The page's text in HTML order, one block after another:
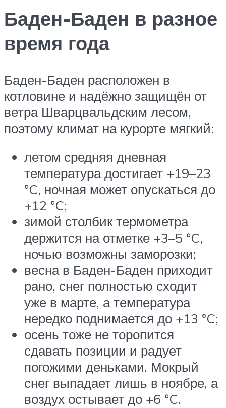
Баден-Баден в разное
время года
Баден-Баден расположен в
котловине и надёжно защищён от
ветра Шварцвальдским лесом,
поэтому климат на курорте мягкий:
летом средняя дневная
температура достигает +19–23
°C, ночная может опускаться до
+12 °C;
зимой столбик термометра
держится на отметке +3–5 °C,
ночью возможны заморозки;
весна в Баден-Баден приходит
рано, снег полностью сходит
уже в марте, а температура
нередко поднимается до +13 °C;
осень тоже не торопится
сдавать позиции и радует
погожими деньками. Мокрый
снег выпадает лишь в ноябре, а
воздух остывает до +6 °C.